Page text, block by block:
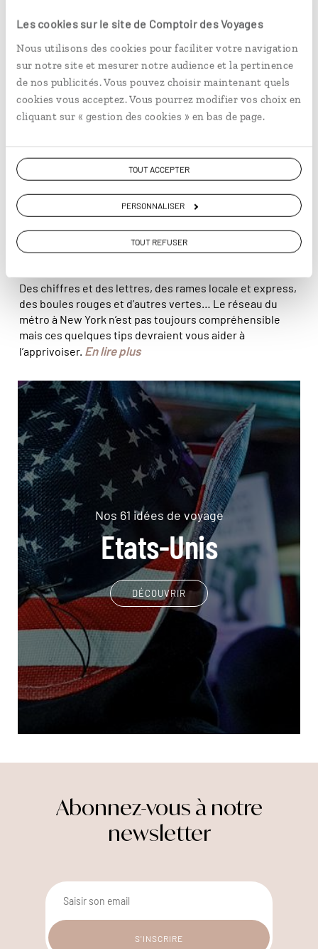
Les cookies sur le site de Comptoir des Voyages
Nous utilisons des cookies pour faciliter votre navigation
sur notre site et mesurer notre audience et la pertinence
de nos publicités. Vous pouvez choisir maintenant quels
cookies vous acceptez. Vous pourrez modifier vos choix en
cliquant sur « gestion des cookies » en bas de page.
TOUT ACCEPTER
PERSONNALISER
TOUT REFUSER
© Jon Arnold Images/hemis
CONSEILS
Comment prendre le métro new-
yorkais ?
Des chiffres et des lettres, des rames locale et express,
des boules rouges et d’autres vertes… Le réseau du
métro à New York n’est pas toujours compréhensible
mais ces quelques tips devraient vous aider à
l’apprivoiser. En lire plus
Nos 61 idées de voyage
Etats-Unis
DÉCOUVRIR
Abonnez-vous à notre
newsletter